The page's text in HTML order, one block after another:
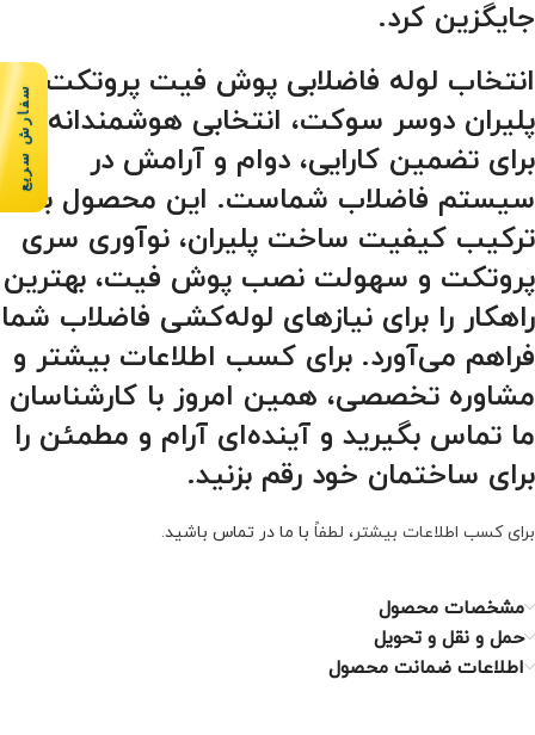
جایگزین کرد.
انتخاب لوله فاضلابی پوش فیت پروتکت
پلیران دوسر سوکت، انتخابی هوشمندانه
برای تضمین کارایی، دوام و آرامش در
سیستم فاضلاب شماست. این محصول با
ترکیب کیفیت ساخت پلیران، نوآوری سری
پروتکت و سهولت نصب پوش فیت، بهترین
راهکار را برای نیازهای لوله‌کشی فاضلاب شما
فراهم می‌آورد. برای کسب اطلاعات بیشتر و
مشاوره تخصصی، همین امروز با کارشناسان
ما تماس بگیرید و آینده‌ای آرام و مطمئن را
برای ساختمان خود رقم بزنید.
برای کسب اطلاعات بیشتر، لطفاً با ما در تماس باشید.
مشخصات محصول
حمل و نقل و تحویل
اطلاعات ضمانت محصول
سفارش سریع